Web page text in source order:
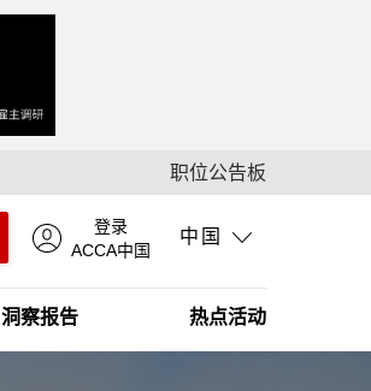
职位公告板
中国
登录
ACCA中国
洞察报告 热点活动